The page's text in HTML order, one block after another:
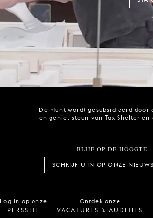
De Munt wordt gesubsidieerd door
en geniet steun van Tax Shelter
BLIJF OP DE HOOGTE
SCHRIJF U IN OP ONZE
Log in op onze
PERSSITE
Ontdek onze
VACATURES & AUDITIES